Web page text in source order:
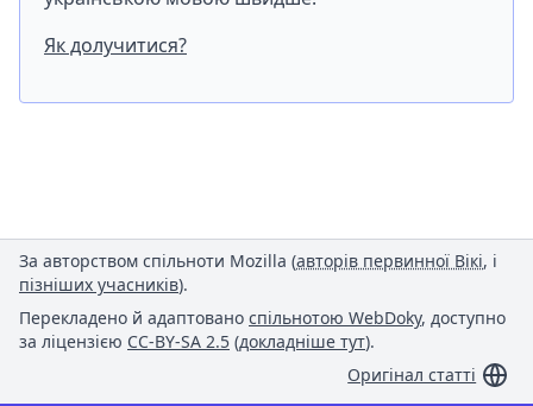
Як долучитися?
За авторством спільноти Mozilla (авторів первинної Вікі, і
пізніших учасників).
Перекладено й адаптовано спільнотою WebDoky, доступно
за ліцензією CC-BY-SA 2.5 (докладніше тут).
Оригінал статті